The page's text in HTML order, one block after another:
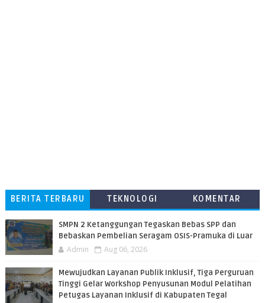
BERITA TERBARU TEKNOLOGI
KOMENTAR
SMPN 2 Ketanggungan Tegaskan Bebas SPP dan
Bebaskan Pembelian Seragam OSIS-Pramuka di Luar
Admin Aug 06, 2026
​Mewujudkan Layanan Publik Inklusif, Tiga Perguruan
Tinggi Gelar Workshop Penyusunan Modul Pelatihan
Petugas Layanan Inklusif di Kabupaten Tegal